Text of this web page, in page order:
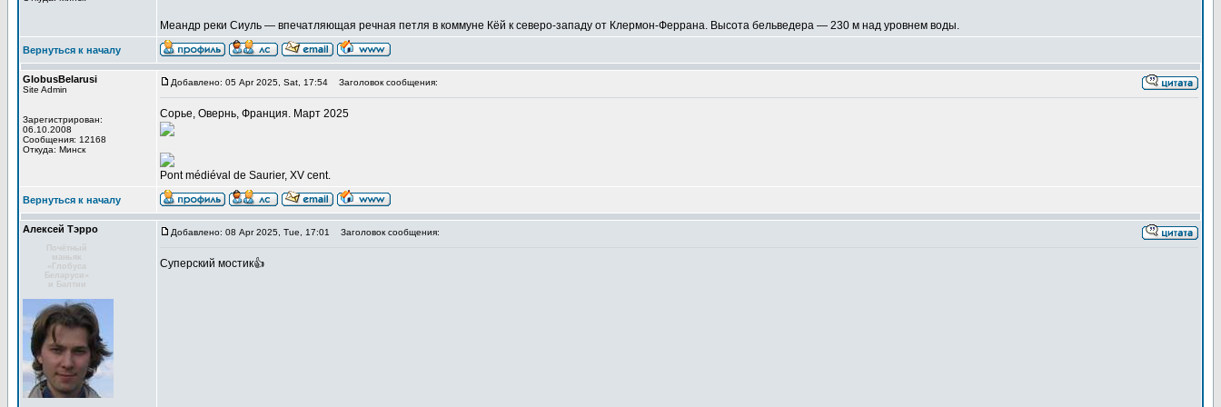
Меандр реки Сиуль — впечатляющая речная петля в коммуне Кёй к северо-западу от Клермон-Феррана. Высота бельведера — 230 м над уровнем воды.
Вернуться к началу
GlobusBelarusi
Site Admin
Зарегистрирован:
06.10.2008
Сообщения: 12168
Откуда: Минск
Добавлено: 05 Apr 2025, Sat, 17:54 Заголовок сообщения:
Сорье, Овернь, Франция. Март 2025
Pont médiéval de Saurier, XV cent.
Вернуться к началу
Алексей Тэрро
Почётный
маньяк
«Глобуса
Беларуси»
и Балтии
Добавлено: 08 Apr 2025, Tue, 17:01 Заголовок сообщения:
Суперский мостик👍